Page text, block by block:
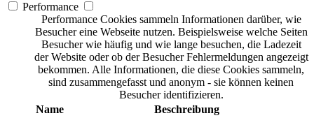
Performance
Performance Cookies sammeln Informationen darüber, wie
Besucher eine Webseite nutzen. Beispielsweise welche Seiten
Besucher wie häufig und wie lange besuchen, die Ladezeit
der Website oder ob der Besucher Fehlermeldungen angezeigt
bekommen. Alle Informationen, die diese Cookies sammeln,
sind zusammengefasst und anonym - sie können keinen
Besucher identifizieren.
Name
Beschreibung